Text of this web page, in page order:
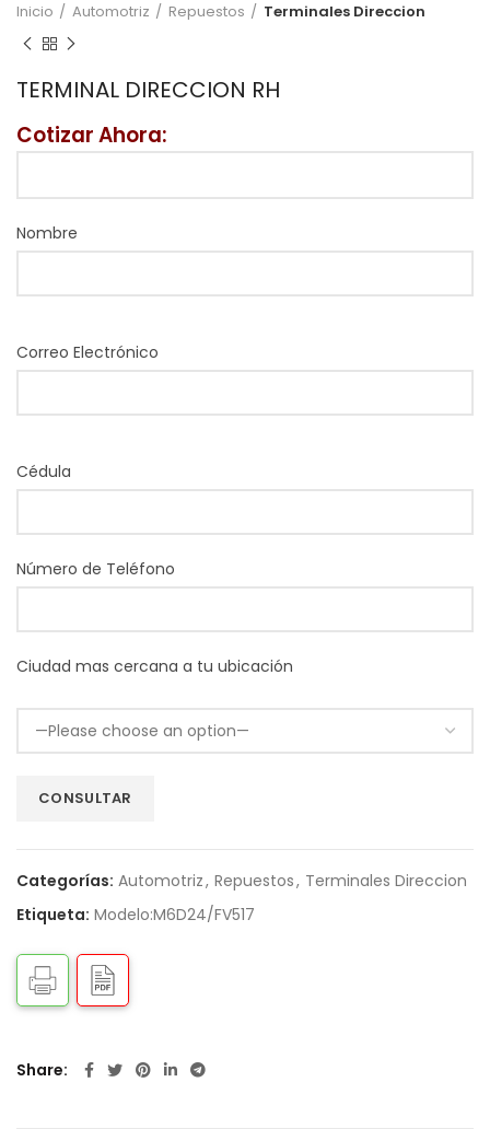
Inicio Automotriz Repuestos Terminales Direccion
TERMINAL DIRECCION RH
Cotizar Ahora:
Nombre
Correo Electrónico
Cédula
Número de Teléfono
Ciudad mas cercana a tu ubicación
Categorías: Automotriz, Repuestos, Terminales Direccion
Etiqueta: Modelo:M6D24/FV517
Share